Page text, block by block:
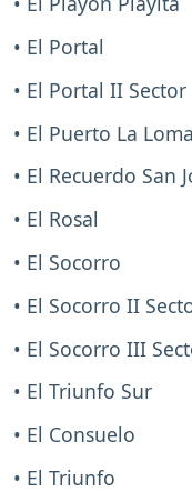
• El Portal
• El Portal II Sector
• El Puerto La
• El Recuerdo San
• El Rosal
• El Socorro
• El Socorro II
• El Socorro III
• El Triunfo Sur
• El Consuelo
• El Triunfo